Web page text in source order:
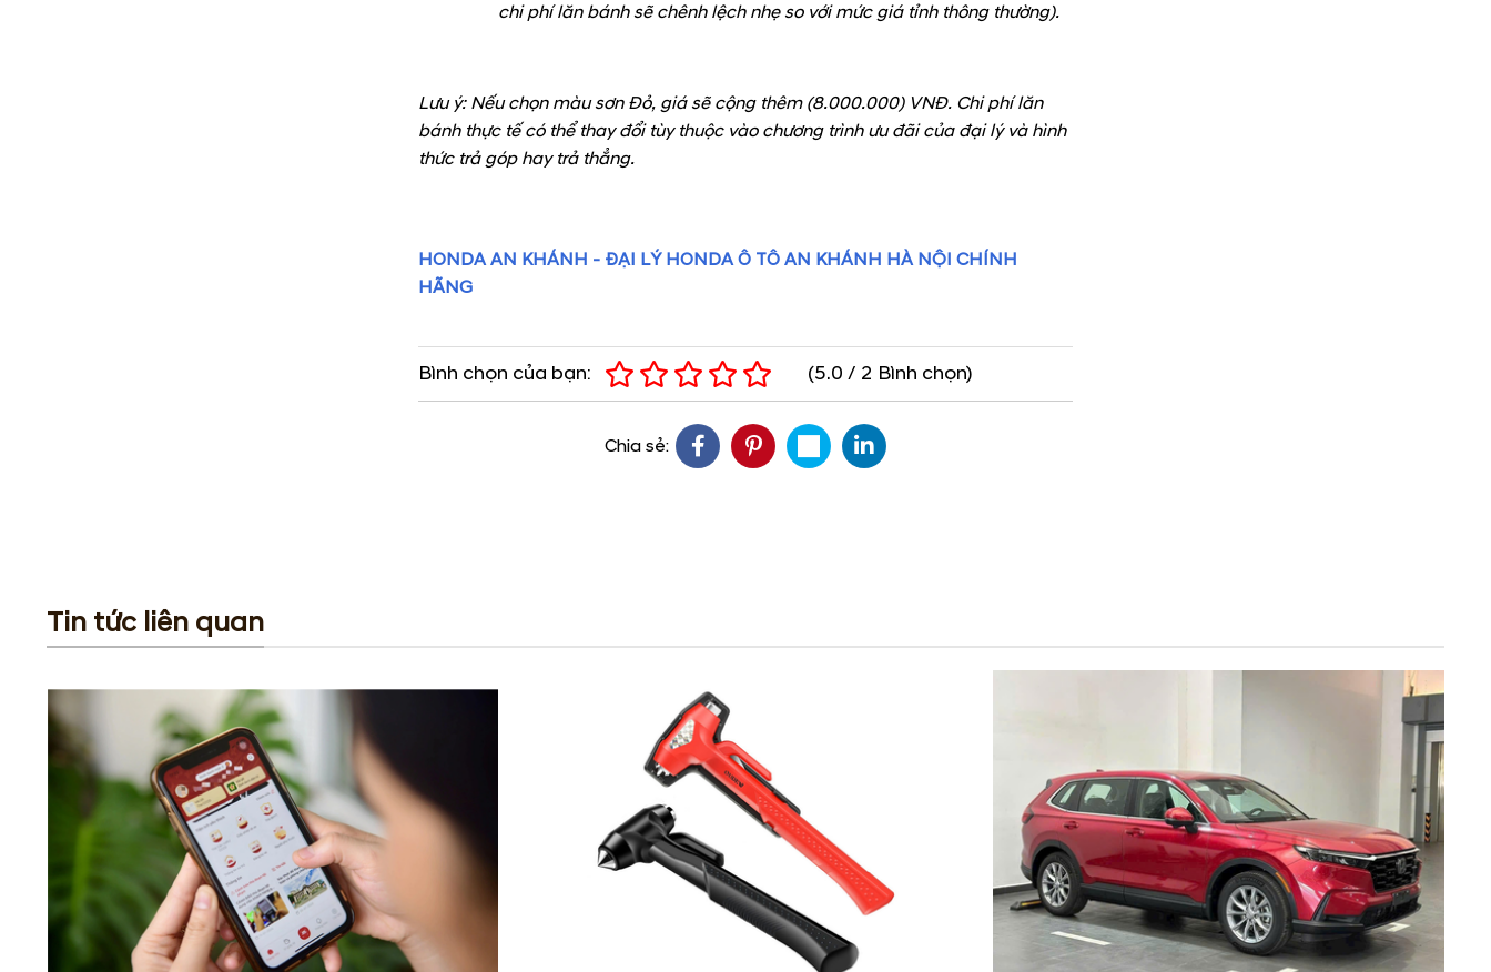
chi phí lăn bánh sẽ chênh lệch nhẹ so với mức giá tỉnh thông thường).
Lưu ý: Nếu chọn màu sơn Đỏ, giá sẽ cộng thêm (8.000.000) VNĐ. Chi phí lăn
bánh thực tế có thể thay đổi tùy thuộc vào chương trình ưu đãi của đại lý và hình
thức trả góp hay trả thẳng.
HONDA AN KHÁNH - ĐẠI LÝ HONDA Ô TÔ AN KHÁNH HÀ NỘI CHÍNH
HÃNG
Bình chọn của bạn: (5.0 / 2 Bình chọn)
Chia sẻ:
Tin tức liên quan